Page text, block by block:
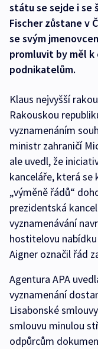
státu se sejde i se
Fischer zůstane v
se svým
promluvit by měl k
podnikatelům.
Klaus nejvyšší
Rakouskou
vyznamenáním
ministr zahraničí
ale uvedl, že
kanceláře, která se
„výměně řádů“
prezidentská
vyznamenávání
hostitelovu
Aigner označil řád
Agentura APA
vyznamenání
Lisabonské
smlouvu minulou
odpůrcům